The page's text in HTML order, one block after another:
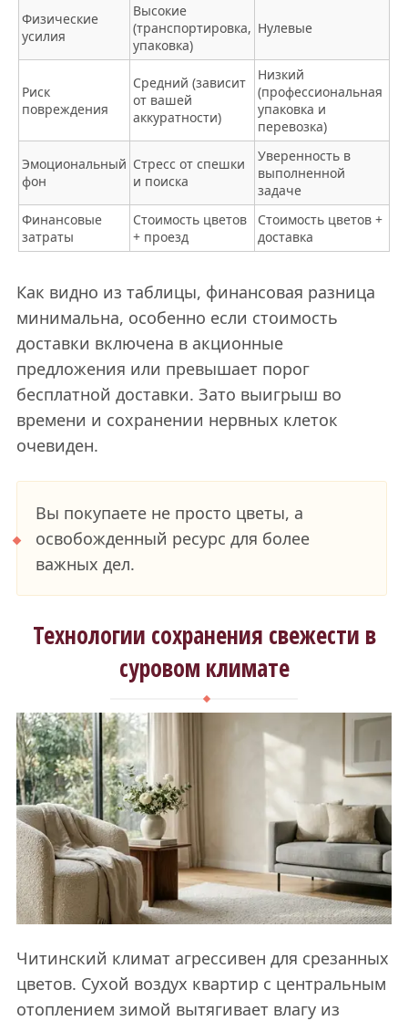
Физические
усилия
Высокие
(транспортировка,
упаковка)
Нулевые
Риск
повреждения
Средний (зависит
от вашей
аккуратности)
Низкий
(профессиональная
упаковка и
перевозка)
Эмоциональный
фон
Стресс от спешки
и поиска
Уверенность в
выполненной
задаче
Финансовые
затраты
Стоимость цветов
+ проезд
Стоимость цветов +
доставка
Как видно из таблицы, финансовая разница
минимальна, особенно если стоимость
доставки включена в акционные
предложения или превышает порог
бесплатной доставки. Зато выигрыш во
времени и сохранении нервных клеток
очевиден.
Вы покупаете не просто цветы, а
освобожденный ресурс для более
важных дел.
Технологии сохранения свежести в
суровом климате
Читинский климат агрессивен для срезанных
цветов. Сухой воздух квартир с центральным
отоплением зимой вытягивает влагу из